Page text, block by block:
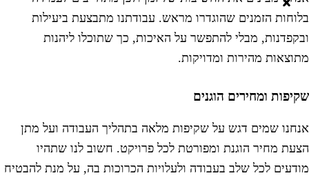
הזמנים שהוגדרו מראש. עבודתנו מתבצעת ביעילות
מבלי להתפשר על האיכות, כך שתוכלו ליהנות
מהירות ומדויקות.
ומחירים הוגנים
שמים דגש על שקיפות מלאה בתהליך העבודה ועל מתן
מחיר הוגנת ומפורטת לכל פרויקט. חשוב לנו שתהיו
לכל שלב בעבודה ולעלויות הכרוכות בה, על מנת להבטיח